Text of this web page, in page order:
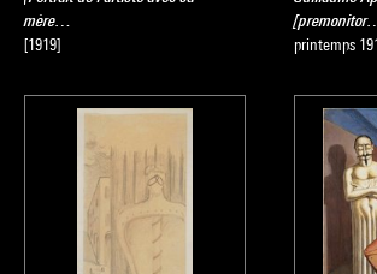
mère…
[1919]
[premonitor…
printemps